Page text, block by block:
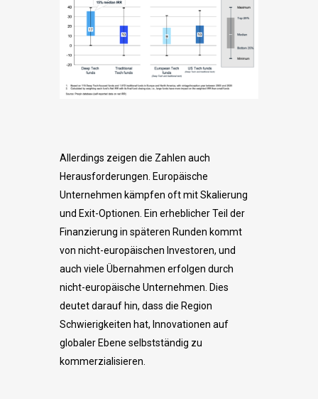
Allerdings zeigen die Zahlen auch
Herausforderungen. Europäische
Unternehmen kämpfen oft mit Skalierung
und Exit-Optionen. Ein erheblicher Teil der
Finanzierung in späteren Runden kommt
von nicht-europäischen Investoren, und
auch viele Übernahmen erfolgen durch
nicht-europäische Unternehmen. Dies
deutet darauf hin, dass die Region
Schwierigkeiten hat, Innovationen auf
globaler Ebene selbstständig zu
kommerzialisieren.